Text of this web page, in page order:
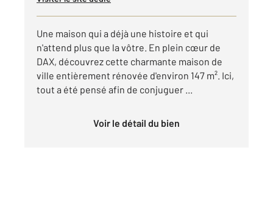
Une maison qui a déjà une histoire et qui
n'attend plus que la vôtre. En plein cœur de
DAX, découvrez cette charmante maison de
ville entièrement rénovée d'environ 147 m². Ici,
tout a été pensé afin de conjuguer ...
Voir le détail du bien